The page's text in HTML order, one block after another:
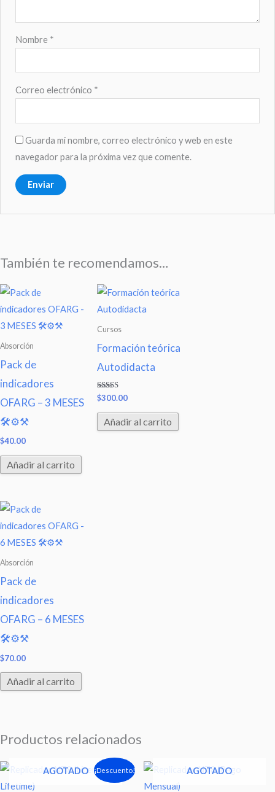
Nombre *
Correo electrónico *
Guarda mi nombre, correo electrónico y web en este
navegador para la próxima vez que comente.
También te recomendamos…
Absorción
Pack de
indicadores
OFARG – 3 MESES
🛠⚙⚒
$40.00
Añadir al carrito
Cursos
Formación teórica
Autodidacta
Valorado
con
5.00
de 5
$300.00
Añadir al carrito
Absorción
Pack de
indicadores
OFARG – 6 MESES
🛠⚙⚒
$70.00
Añadir al carrito
Productos relacionados
¡Descuento!
AGOTADO
precio
original
El
precio
AGOTADO